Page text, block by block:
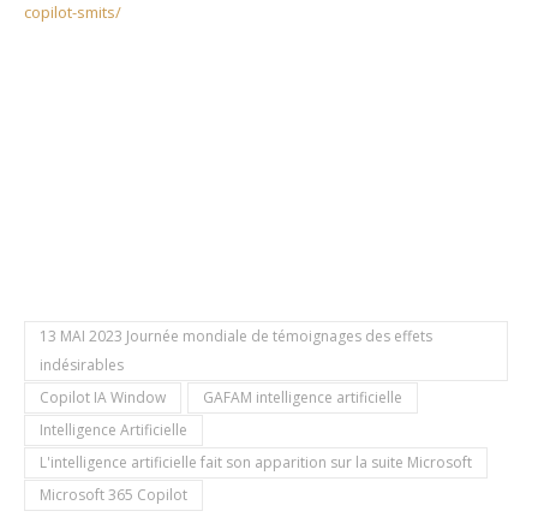
copilot-smits/
13 MAI 2023 Journée mondiale de témoignages des effets
indésirables
Copilot IA Window
GAFAM intelligence artificielle
Intelligence Artificielle
L'intelligence artificielle fait son apparition sur la suite Microsoft
Microsoft 365 Copilot